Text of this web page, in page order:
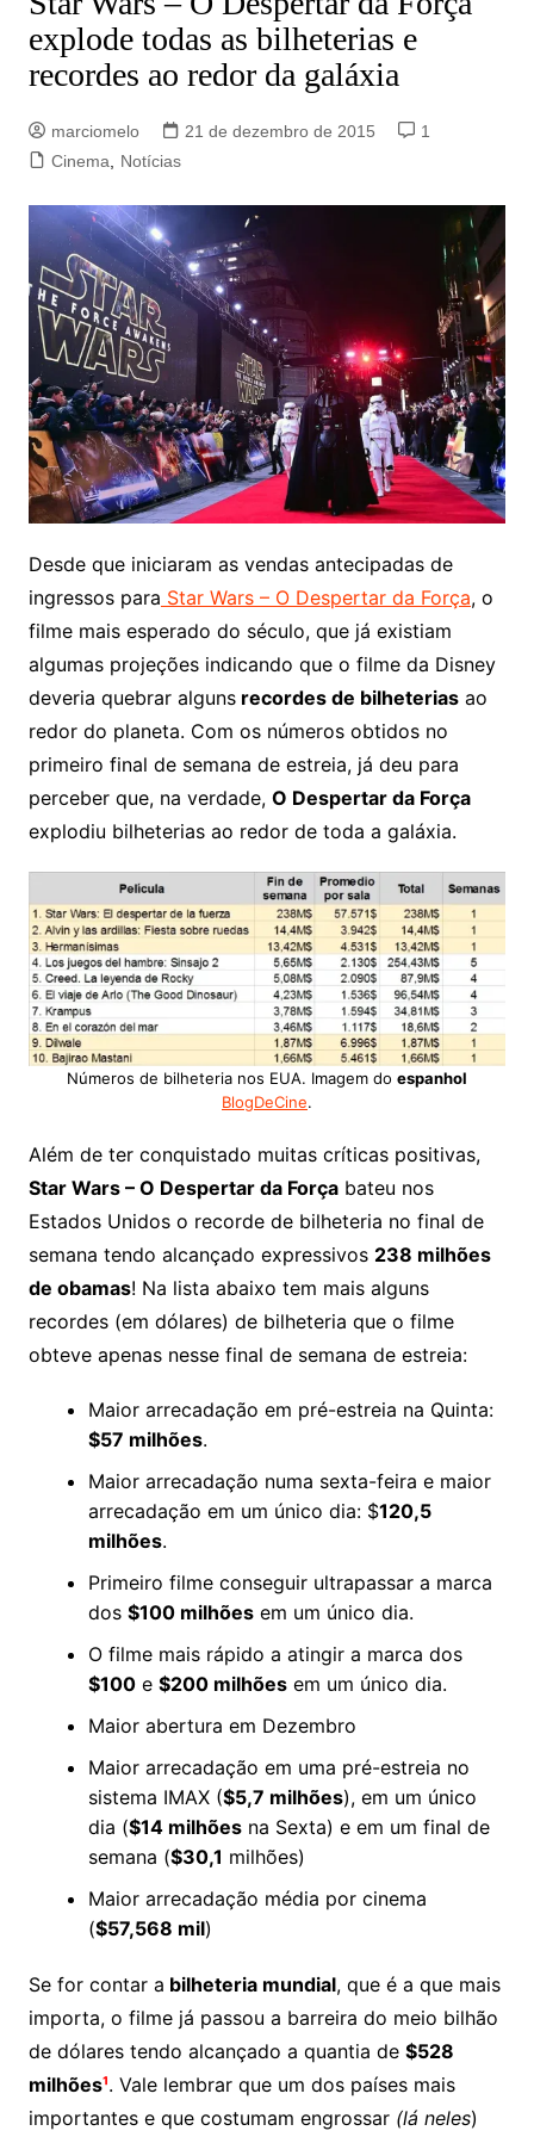
explode todas as bilheterias e
recordes ao redor da galáxia
marciomelo 21 de dezembro de 2015
1
Cinema, Notícias
Desde que iniciaram as vendas antecipadas de
ingressos para Star Wars – O Despertar da Força, o
filme mais esperado do século, que já existiam
algumas projeções indicando que o filme da Disney
deveria quebrar algunsrecordes de bilheteriasao
redor do planeta. Com os números obtidos no
primeiro final de semana de estreia, já deu para
perceber que, na verdade, O Despertar da Força
explodiu bilheterias ao redor de toda a galáxia.
Números de bilheteria nos EUA. Imagem do espanhol
BlogDeCine.
Além de ter conquistado muitas críticas positivas,
Star Wars – O Despertar da Forçabateu nos
Estados Unidos o recorde de bilheteria no final de
semana tendo alcançado expressivos 238 milhões
de obamas! Na lista abaixo tem mais alguns
recordes (em dólares) de bilheteria que o filme
obteve apenas nesse final de semana de estreia:
Maior arrecadação em pré-estreia na Quinta:
$57 milhões.
Maior arrecadação numa sexta-feira e maior
arrecadação em um único dia: $120,5
milhões.
Primeiro filme conseguir ultrapassar a marca
dos $100 milhõesem um único dia.
O filme mais rápido a atingir a marca dos
$100e $200 milhõesem um único dia.
Maior abertura em Dezembro
Maior arrecadação em uma pré-estreia no
sistema IMAX ($5,7 milhões), em um único
dia ($14 milhõesna Sexta) e em um final de
semana ($30,1 milhões)
Maior arrecadação média por cinema
($57,568 mil)
Se for contar a bilheteria mundial, que é a que mais
importa, o filme já passou a barreira do meio bilhão
de dólares tendo alcançado a quantia de $528
milhões¹. Vale lembrar que um dos países mais
importantes e que costumam engrossar (lá neles)